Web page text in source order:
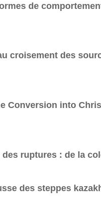
de
croisement des
Conversion into
des ruptures : de la
des steppes